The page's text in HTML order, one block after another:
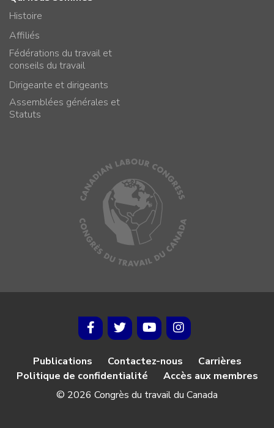
Histoire
Affiliés
Fédérations du travail et
conseils du travail
Dirigeante et dirigeants
Assemblées générales et
Statuts
Publications Contactez-nous
Carrières
Politique de confidentialité
Accès aux membres
© 2026 Congrès du travail du Canada